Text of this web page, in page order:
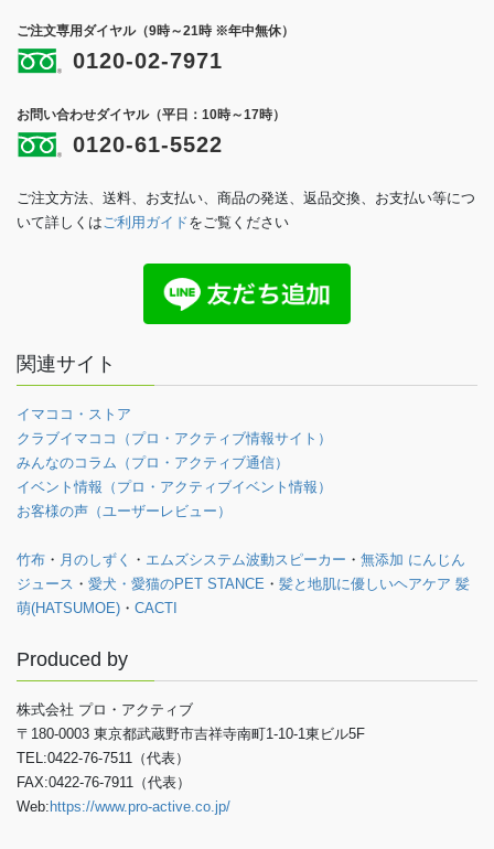
ご注文専用ダイヤル（9時～21時 ※年中無休）
0120-02-7971
お問い合わせダイヤル（平日：10時～17時）
0120-61-5522
ご注文方法、送料、お支払い、商品の発送、返品交換、お支払い等につ
いて詳しくはご利用ガイドをご覧ください
関連サイト
イマココ・ストア
クラブイマココ（プロ・アクティブ情報サイト）
みんなのコラム（プロ・アクティブ通信）
イベント情報（プロ・アクティブイベント情報）
お客様の声（ユーザーレビュー）
竹布 ・ 月のしずく ・ エムズシステム波動スピーカー ・ 無添加 にんじん
ジュース ・ 愛犬・愛猫のPET STANCE ・ 髪と地肌に優しいヘアケア 髪
萌(HATSUMOE) ・ CACTI
Produced by
株式会社 プロ・アクティブ
〒180-0003 東京都武蔵野市吉祥寺南町1-10-1東ビル5F
TEL:0422-76-7511（代表）
FAX:0422-76-7911（代表）
Web: https://www.pro-active.co.jp/